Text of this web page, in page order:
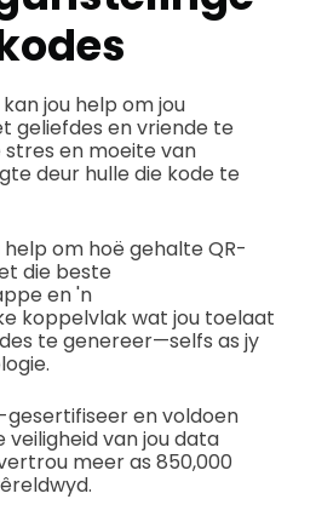
jou help om jou
geliefdes en vriende te
stres en moeite van
deur hulle die kode te
help om hoë gehalte QR-
die beste
en 'n
koppelvlak wat jou toelaat
te genereer—selfs as jy
gesertifiseer en voldoen
veiligheid van jou data
meer as 850,000